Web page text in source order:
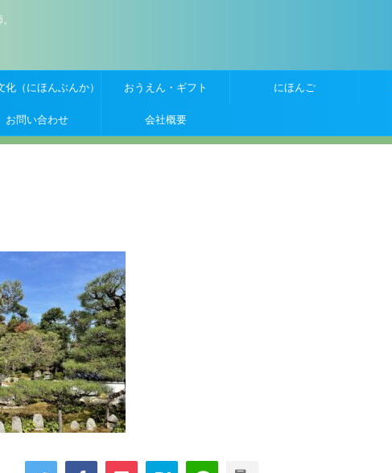
化（にほんぶんか） おうえん・ギフト にほんご
お問い合わせ 会社概要